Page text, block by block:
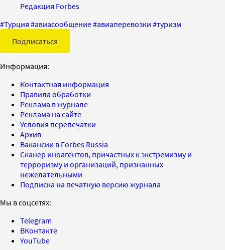
Редакция Forbes
#Турция #авиасообщение#авиаперевозки #туризм
Подписаться
Информация:
Контактная информация
Правила обработки
Реклама в журнале
Реклама на сайте
Условия перепечатки
Архив
Вакансии в Forbes Russia
Сканер иноагентов, причастных к экстремизму и
терроризму и организаций, признанных
нежелательными
Подписка на печатную версию журнала
Мы в соцсетях:
Telegram
ВКонтакте
YouTube